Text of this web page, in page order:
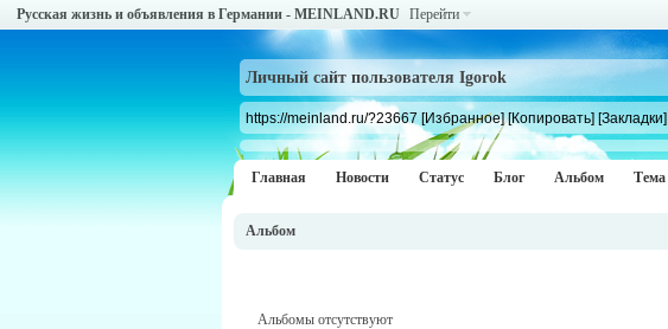
Русская жизнь и объявления в Германии - MEINLAND.RU Перейти
Личный сайт пользователя Igorok
https://meinland.ru/?23667 [Избранное] [Копировать] [Закладки]
Главная Новости Статус Блог Альбом Тема
Альбом
Альбомы отсутствуют